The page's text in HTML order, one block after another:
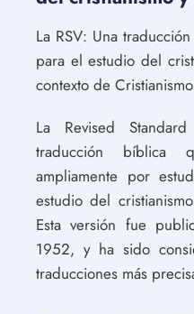
La RSV: Una
para el estudio del
contexto de
La Revised
traducción bíblica
ampliamente por
estudio del
Esta versión fue
1952, y ha sido
traducciones más